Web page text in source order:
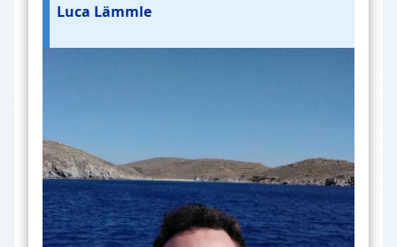
Luca Lämmle